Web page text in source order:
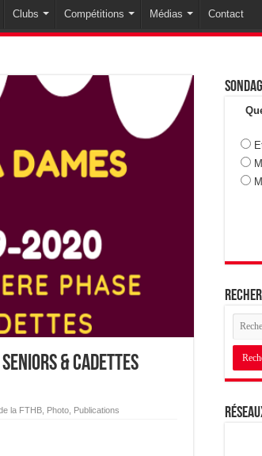
Clubs Compétitions Médias Contact
& Cadettes
la FTHB Photo Publications